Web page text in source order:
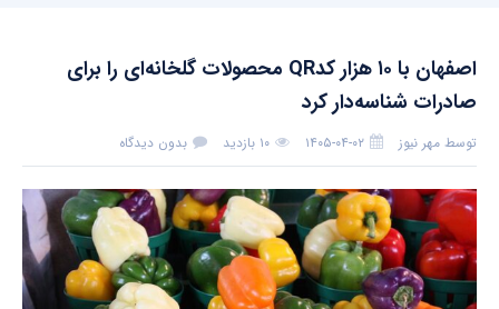
اصفهان با ۱۰ هزار کدQR محصولات گلخانه‌ای را برای
صادرات شناسه‌دار کرد
توسط مهر نیوز ۱۴۰۵-۰۴-۰۲ ۱۰ بازدید بدون دیدگاه